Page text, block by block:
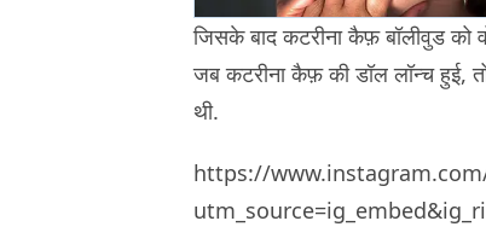
जिसके बाद कटरीना कैफ़ बॉलीवुड को
जब कटरीना कैफ़ की डॉल लॉन्च हुई,
थी.
https://